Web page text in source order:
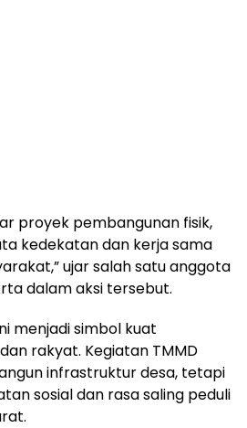
proyek pembangunan fisik,
kedekatan dan kerja sama
ujar salah satu anggota
dalam aksi tersebut.
menjadi simbol kuat
rakyat. Kegiatan TMMD
infrastruktur desa, tetapi
sosial dan rasa saling peduli